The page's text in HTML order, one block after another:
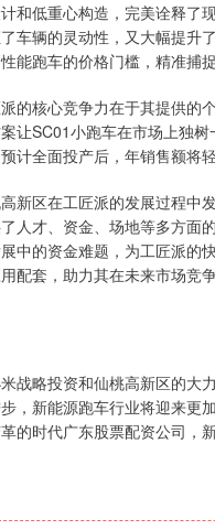
和低重心构造，完美诠释了
车辆的灵动性，又大幅提升
能跑车的价格门槛，精准捕
的核心竞争力在于其提供的
让SC01小跑车在市场上独
计全面投产后，年销售额将
新区在工匠派的发展过程中
人才、资金、场地等多方面
中的资金难题，为工匠派的
配套，助力其在未来市场竞
战略投资和仙桃高新区的大
，新能源跑车行业将迎来更
的时代广东股票配资公司，